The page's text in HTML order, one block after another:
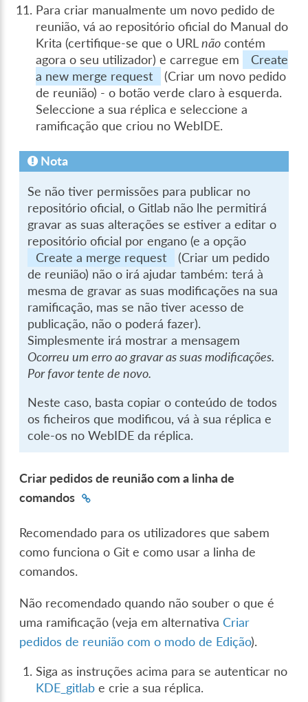
Para criar manualmente um novo pedido de
reunião, vá ao repositório oficial do Manual do
Krita (certifique-se que o URLnão contém
agora o seu utilizador) e carregue em
Create
a new merge request
(Criar um novo pedido
de reunião) - o botão verde claro à esquerda.
Seleccione a sua réplica e seleccione a
ramificação que criou no WebIDE.
Nota
Se não tiver permissões para publicar no
repositório oficial, o Gitlab não lhe permitirá
gravar as suas alterações se estiver a editar o
repositório oficial por engano (e a opção
Create a merge request
(Criar um pedido
de reunião) não o irá ajudar também: terá à
mesma de gravar as suas modificações na sua
ramificação, mas se não tiver acesso de
publicação, não o poderá fazer).
Simplesmente irá mostrar a mensagem
Ocorreu um erro ao gravar as suas modificações.
Por favor tente de novo.
Neste caso, basta copiar o conteúdo de todos
os ficheiros que modificou, vá à sua réplica e
cole-os no WebIDE da réplica.
Criar pedidos de reunião com a linha de
comandos
Recomendado para os utilizadores que sabem
como funciona o Git e como usar a linha de
comandos.
Não recomendado quando não souber o que é
uma ramificação (veja em alternativaCriar
pedidos de reunião com o modo de Edição).
Siga as instruções acima para se autenticar no
KDE_gitlab e crie a sua réplica.